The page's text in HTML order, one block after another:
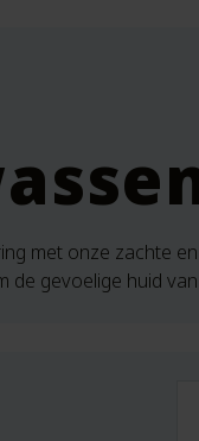
met onze zachte
gevoelige huid